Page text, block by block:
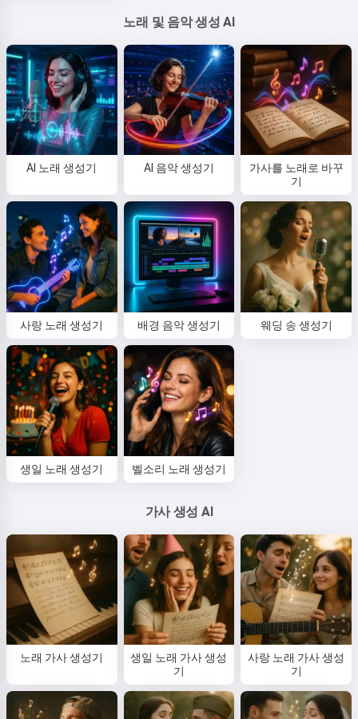
노래 및 음악 생성 AI
AI 노래 생성기 AI 음악 생성기
가사를 노래로 바꾸
기
사랑 노래 생성기 배경 음악 생성기 웨딩 송 생성기
생일 노래 생성기 벨소리 노래 생성기
가사 생성 AI
노래 가사 생성기
생일 노래 가사 생성
기
사랑 노래 가사 생성
기